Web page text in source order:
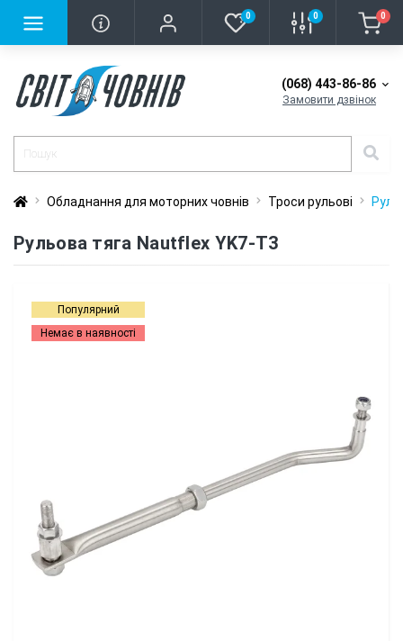
0 0 0
(068) 443-86-86
Замовити дзвінок
Обладнання для моторних човнів Троси рульові
Рульова тяга Nautflex YK7-T3
Популярний
Немає в наявності